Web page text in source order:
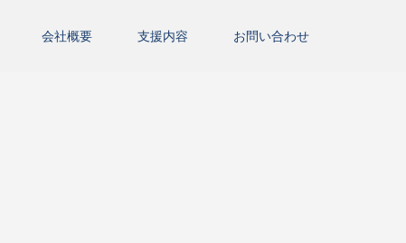
会社概要 支援内容 お問い合わせ